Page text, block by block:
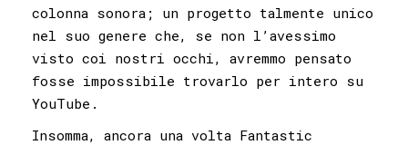
colonna sonora; un progetto talmente unico
nel suo genere che, se non l’avessimo
visto coi nostri occhi, avremmo pensato
fosse impossibile trovarlo per intero su
YouTube.
Insomma, ancora una volta Fantastic